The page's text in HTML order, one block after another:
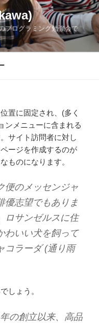
プログラミング勉強会で
置に固定され、(多く
ンメニューに含まれる
サイト訪問者に対し
ージを作成するのが
ものになります。
便のメッセンジャ
優志望でもありま
ロサンゼルスに住
わいい犬を飼って
コラーダ (通り雨
しょう。
の創立以来、高品